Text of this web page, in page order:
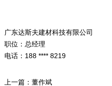
广东达斯夫建材科技有限公司
职位：总经理
电话：188 **** 8219
上一篇： 董作斌